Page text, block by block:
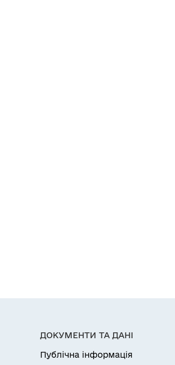
ДОКУМЕНТИ ТА ДАНІ
Публічна інформація